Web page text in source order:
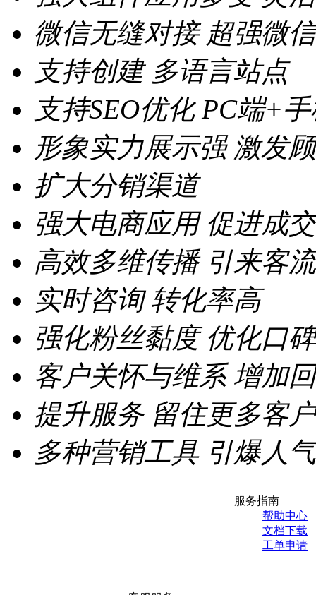
微信无缝对接 超强微
支持创建 多语言站点
支持SEO优化 PC端+
形象实力展示强 激发
扩大分销渠道
强大电商应用 促进成交
高效多维传播 引来客
实时咨询 转化率高
强化粉丝黏度 优化口
客户关怀与维系 增加
提升服务 留住更多客户
多种营销工具 引爆人气
服务指南
帮助中心
文档下载
工单申请